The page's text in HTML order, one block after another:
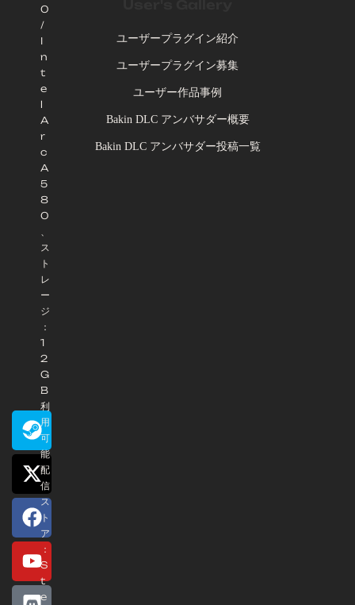
0
/
I
n
t
e
l
A
r
c
A
5
8
0
ス
ト
レ
ー
ジ
：
1
2
G
B
利
用
可
能
配
信
ス
ト
ア
：
S
t
e
ユーザープラグイン紹介
ユーザープラグイン募集
ユーザー作品事例
Bakin DLC アンバサダー概要
Bakin DLC アンバサダー投稿一覧